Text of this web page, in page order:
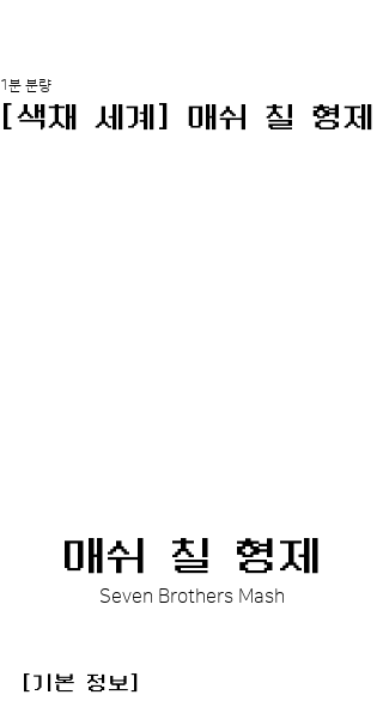
[색채 세계] 매쉬 칠 형제
1분 분량
매쉬 칠 형제
Seven Brothers Mash
[기본 정보]